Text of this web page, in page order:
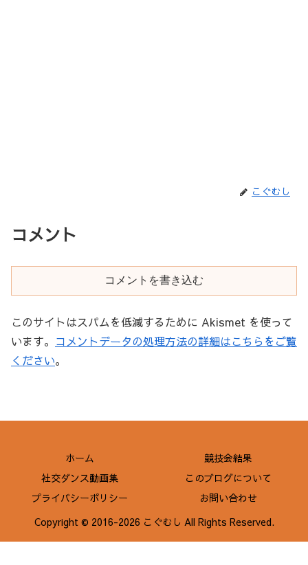
こぐむし
コメント
コメントを書き込む
このサイトはスパムを低減するために Akismet を使って
います。 コメントデータの処理方法の詳細はこちらをご覧
ください。
ホーム
競技会結果
社交ダンス動画集
このブログについて
プライバシーポリシー
お問い合わせ
Copyright © 2016-2026 こぐむし All Rights Reserved.